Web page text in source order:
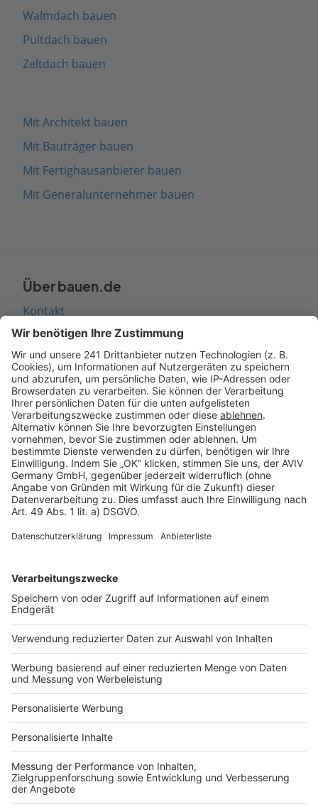
Walmdach bauen
Pultdach bauen
Zeltdach bauen
Mit Architekt bauen
Mit Bauträger bauen
Mit Fertighausanbieter bauen
Mit Generalunternehmer bauen
Über bauen.de
Kontakt
Seitenaufbau
Barrierefreiheit
Cookie Einstellungen
Rechtliches
AGB-Übersicht
Datenschutz
Impressum
Services
Bauprojekt-Quiz
Häuser-Suche
Hausanbieter-Suche
Bauprojekt-Profil
Für Unternehmen
Ihre Baufirma auf bauen.de
Kostenloses Infogespräch